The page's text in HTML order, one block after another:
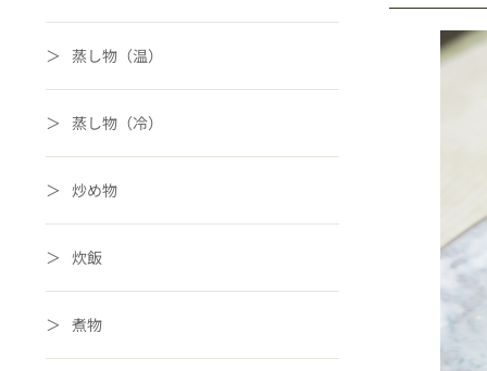
蒸し物（温）
蒸し物（冷）
炒め物
炊飯
煮物